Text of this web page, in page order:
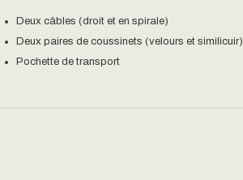
Deux câbles (droit et en spirale)
Deux paires de coussinets (velours et similicuir)
Pochette de transport